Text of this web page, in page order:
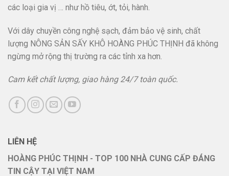
các loại gia vị … như hồ tiêu, ớt, tỏi, hành.
Với dây chuyền công nghệ sạch, đảm bảo vệ sinh, chất
lượng NÔNG SẢN SẤY KHÔ HOÀNG PHÚC THỊNH đã không
ngừng mở rộng thị trường ra các tỉnh xa hơn.
Cam kết chất lượng, giao hàng 24/7 toàn quốc.
LIÊN HỆ
HOÀNG PHÚC THỊNH - TOP 100 NHÀ CUNG CẤP ĐÁNG
TIN CẬY TẠI VIỆT NAM